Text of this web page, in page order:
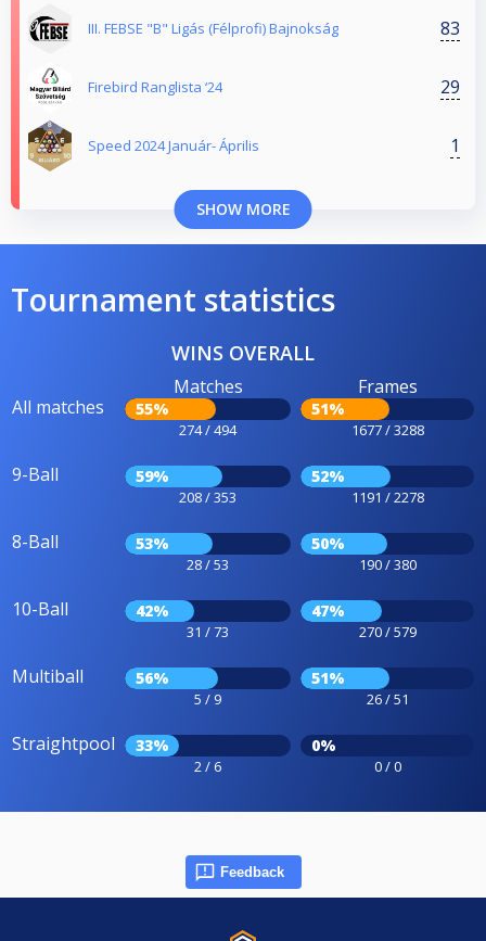
III. FEBSE "B" Ligás (Félprofi) Bajnokság 83
Firebird Ranglista ‘24 29
Speed 2024 Január- Április 1
SHOW MORE
Tournament statistics
WINS OVERALL
All matches
Matches
55%
274 / 494
Frames
51%
1677 / 3288
9-Ball 59%
208 / 353
52%
1191 / 2278
8-Ball 53%
28 / 53
50%
190 / 380
10-Ball 42%
31 / 73
47%
270 / 579
Multiball 56%
5 / 9
51%
26 / 51
Straightpool 33%
2 / 6
0%
0 / 0
Feedback